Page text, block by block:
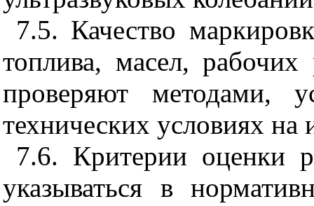
7.5. Качество
топлива, масел, рабочих
проверяют методами,
технических условиях на
7.6. Критерии оценки
указываться в